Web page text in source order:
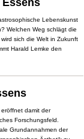
Lebenskunst
Welchen Weg schlägt die
sich die Welt in Zukunft
Harald Lemke den
damit der
Forschungsfeld.
Grundannahmen der